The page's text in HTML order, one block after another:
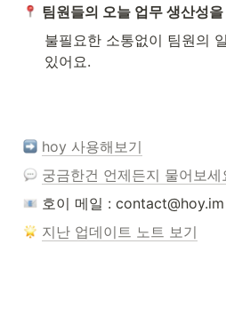
팀원들의 오늘 업무 생산성을
불필요한 소통없이 팀원의
있어요.
hoy 사용해보기
궁금한건 언제든지 물어보
호이 메일 : contact@hoy.im
지난 업데이트 노트 보기